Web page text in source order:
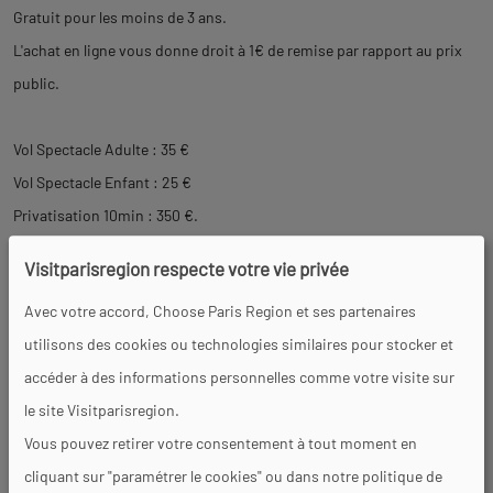
Gratuit pour les moins de 3 ans.
L'achat en ligne vous donne droit à 1€ de remise par rapport au prix
public.
Vol Spectacle Adulte : 35 €
Vol Spectacle Enfant : 25 €
Privatisation 10min : 350 €.
Parking à proximité
Services
Visitparisregion respecte votre vie privée
Avec votre accord, Choose Paris Region et ses partenaires
utilisons des cookies ou technologies similaires pour stocker et
accéder à des informations personnelles comme votre visite sur
le site Visitparisregion.
Vous pouvez retirer votre consentement à tout moment en
cliquant sur "paramétrer le cookies" ou dans notre politique de